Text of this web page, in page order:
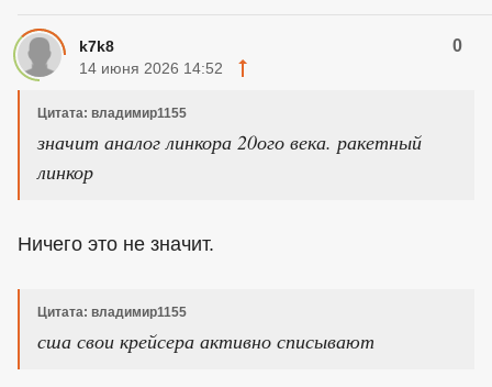
k7k8 0
14 июня 2026 14:52
Цитата: владимир1155
значит аналог линкора 20ого века. ракетный
линкор
Ничего это не значит.
Цитата: владимир1155
сша свои крейсера активно списывают